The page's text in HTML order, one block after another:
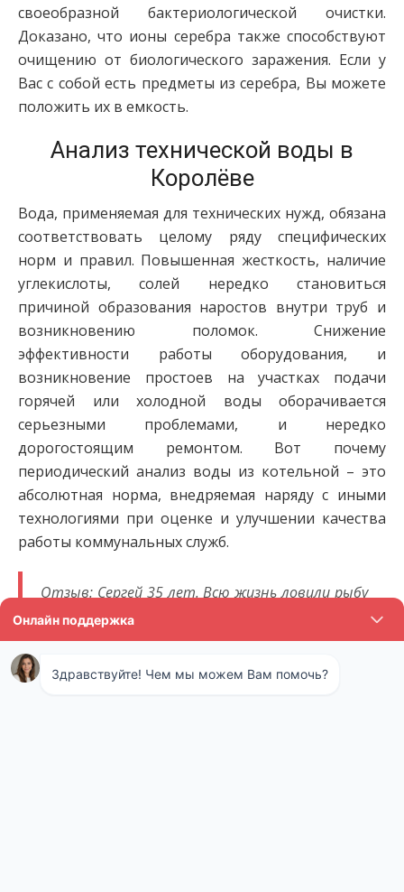
своеобразной бактериологической очистки.
Доказано, что ионы серебра также способствуют
очищению от биологического заражения. Если у
Вас с собой есть предметы из серебра, Вы можете
положить их в емкость.
Анализ технической воды в
Королёве
Вода, применяемая для технических нужд, обязана
соответствовать целому ряду специфических
норм и правил. Повышенная жесткость, наличие
углекислоты, солей нередко становиться
причиной образования наростов внутри труб и
возникновению поломок. Снижение
эффективности работы оборудования, и
возникновение простоев на участках подачи
горячей или холодной воды оборачивается
серьезными проблемами, и нередко
дорогостоящим ремонтом. Вот почему
периодический анализ воды из котельной – это
абсолютная норма, внедряемая наряду с иными
технологиями при оценке и улучшении качества
работы коммунальных служб.
Отзыв: Сергей 35 лет. Всю жизнь ловили рыбу
на озере. Но тут внезапно она вся куда-то из
него пропала. Мы решили, что все дело в воде,
озеро с некоторых пор. Пошли на прием к